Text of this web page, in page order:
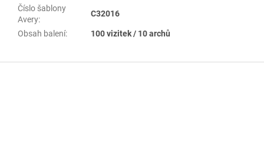
Číslo šablony
Avery:
C32016
Obsah balení: 100 vizitek / 10 archů